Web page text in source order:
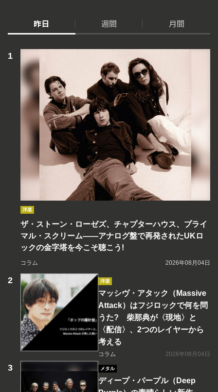
昨日 週間 月間
洋楽
ザ・ストーン・ローゼズ、チャプターハウス、プライ
マル・スクリーム――アナログ盤で再発されたUKロ
ックの金字塔を今こそ聴こう!
コラム 2026年08月04日
洋楽
マッシヴ・アタック（Massive
Attack）はフジロックで何を問
うた? 柴那典が〈現地〉と
〈配信〉、2つのレイヤーから
考える
コラム 2026年08月04日
メタル
ディープ・パープル（Deep